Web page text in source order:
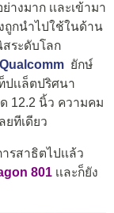
างมาก เเละเข้ามา
ถูกนำไปใช้ในด้าน
สระดับโลก
Qualcomm ยักษ์
ปเเล็ตปริศนา
12.2 นิ้ว ความคม
ยทีเดียว
รสาธิตไปเเล้ว
801 เเละก็ยัง